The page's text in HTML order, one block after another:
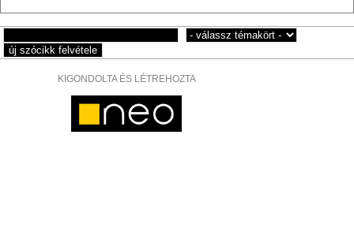
KIGONDOLTA ÉS LÉTREHOZTA